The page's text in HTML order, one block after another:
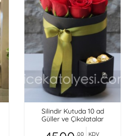
Silindir Kutuda 10 ad
Güller ve Çikolatalar
,00 KDV